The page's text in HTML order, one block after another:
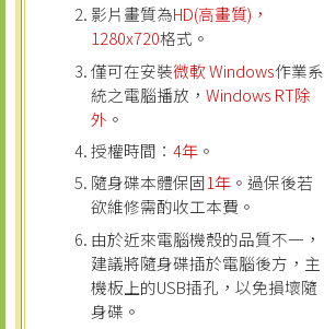
影片畫質為HD(高畫質)，
1280x720格式。
僅可在安裝微軟 Windows作業系
統之電腦播放，Windows RT除
外 。
授權時間：4年 。
隨身碟本體保固1年 。過保後若
欲維修需酌收工本費。
由於近來電腦機殼的品質不一，
建議將隨身碟插於電腦後方，主
機板上的USB插孔，以免損壞隨
身碟。